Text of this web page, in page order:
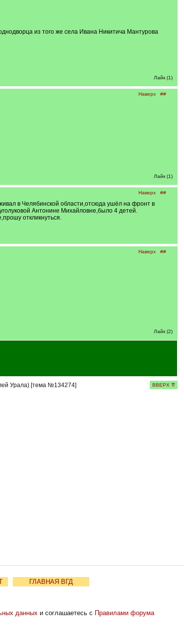
из того же села Ивана Никитича Мантурова
Лайк (1)
Наверх ##
Лайк (1)
Наверх ##
в Челябинской области,отсюда ушёл на фронт в
Антонине Михайловне,было 4 детей.
откликнуться.
Наверх ##
Лайк (2)
Урала) [тема №134274] ВВЕРХ ⇈
ГЛАВНАЯ ВГД
данных и соглашаетесь с Правилами форума